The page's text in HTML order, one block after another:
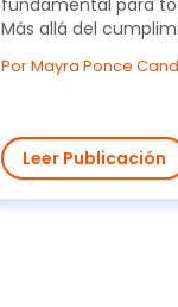
Más allá del
Por Mayra Ponce
Leer Publicación